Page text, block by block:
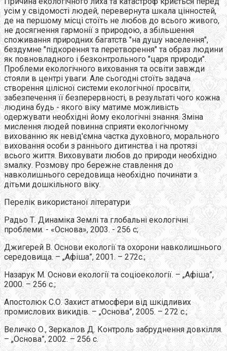
усім у свідомості людей, перевернута шкала цінностей,
де на першому місці стоїть не любов до всього живого,
не досягнення гармонії з природою, а збільшення
споживання природних багатств "на душу населення",
бездумне "підкорення та перетворення" та образ людини
як повновладного і безконтрольного "царя природи".
Проблеми екологічного виховання та освіти завжди
стояли в центрі уваги. Але сьогодні стоїть задача
створення цілісної системи екологічної просвіти,
забезпечення її безперервності, в результаті чого кожна
людина будь - якого віку матиме можливість
одержувати необхідні йому екологічні знання. Зміна
мислення людей повинна сприяти екологічному
вихованню як невід'ємна частка духовного, морального
виховання особи з раннього дитинства і на протязі
всього життя. Виховувати любов до природи необхідно
змалку. Розмову про бережне ставлення до
навколишнього середовища необхідно починати з
дітьми дошкільного віку.
Перелік використаної літератури.
Радьо Т. Динаміка Землі та глобальні екологічні
проблеми. - «Основа», 2003. - 256 c;
Джигерей В. Основи екології та охорони навколишнього
середовища. – „Афіша”, 2001. – 272с.;
Назарук М. Основи екології та соціоекології. – „Афіша”,
2000. – 256 с.;
Апостолюк С.О. Захист атмосфери від шкідливих
промислових викидів. – „Основа”, 2005. – 272 с.;
Величко О., Зеркалов Д. Контроль забруднення довкілля.
– „Основа”, 2002. – 256 с.